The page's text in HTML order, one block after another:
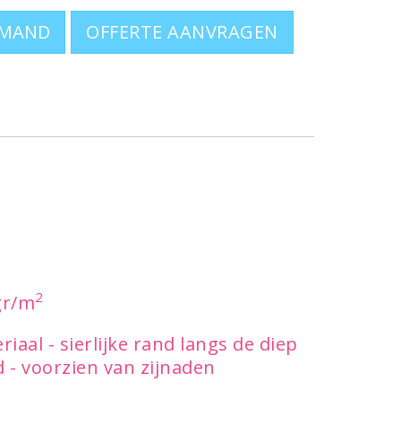
OFFERTE AANVRAGEN
m2
- sierlijke rand langs de diep
voorzien van zijnaden